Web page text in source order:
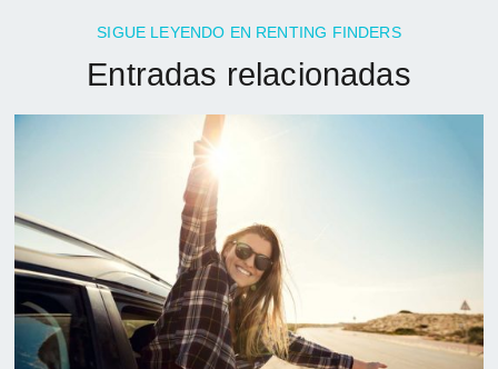
SIGUE LEYENDO EN RENTING FINDERS
Entradas relacionadas